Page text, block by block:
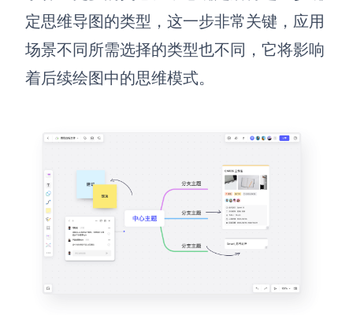
定思维导图的类型，这一步非常关键，应用
场景不同所需选择的类型也不同，它将影响
着后续绘图中的思维模式。